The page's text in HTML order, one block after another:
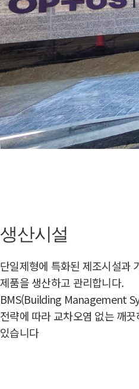
생산시설
단일제형에 특화된 제조시설과
제품을 생산하고 관리합니다.
BMS(Building Management
전략에 따라 교차오염 없는 깨
있습니다